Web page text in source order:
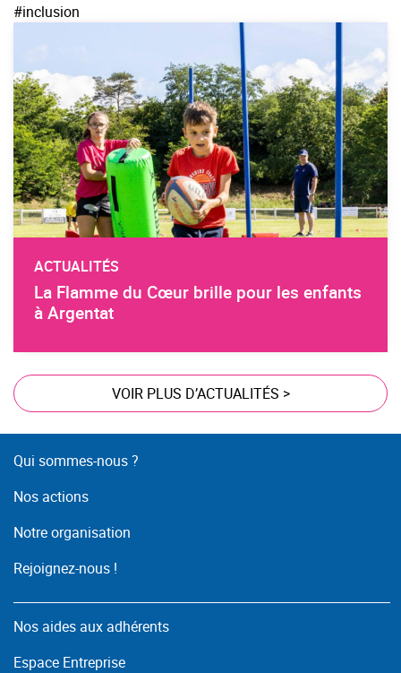
#inclusion
ACTUALITÉS
La Flamme du Cœur brille pour les enfants
à Argentat
VOIR PLUS D’ACTUALITÉS >
Qui sommes-nous ?
Nos actions
Notre organisation
Rejoignez-nous !
Nos aides aux adhérents
Espace Entreprise